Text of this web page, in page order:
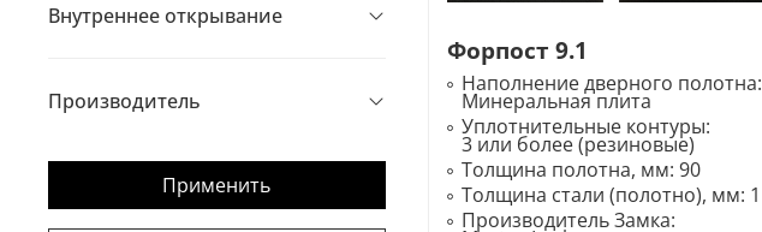
Форпост 9.1
Наполнение дверного полотна:
Минеральная плита
Уплотнительные контуры:
3 или более (резиновые)
Толщина полотна, мм: 90
Толщина стали (полотно), мм: 1
Производитель Замка:
Внутреннее открывание
Производитель
Применить